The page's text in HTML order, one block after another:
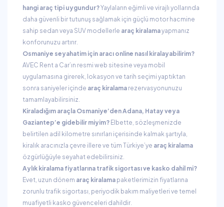
hangi araç tipi uygundur?Yaylaların eğimli ve virajlı yollarında
daha güvenli bir tutunuş sağlamak için güçlü motor hacmine
sahip sedan veya SUV modellerle araç kiralamayapmanız
konforunuzu artırır.
Osmaniye seyahatim için aracı online nasıl kiralayabilirim?
AVEC Rent a Car’ın resmi web sitesine veya mobil
uygulamasına girerek, lokasyon ve tarih seçimi yaptıktan
sonra saniyeler içinde araç kiralama rezervasyonunuzu
tamamlayabilirsiniz.
Kiraladığım araçla Osmaniye’den Adana, Hatay veya
Gaziantep’e gidebilir miyim? Elbette, sözleşmenizde
belirtilen adil kilometre sınırları içerisinde kalmak şartıyla,
kiralık aracınızla çevre illere ve tüm Türkiye’ye araç kiralama
özgürlüğüyle seyahat edebilirsiniz.
Aylık kiralama fiyatlarına trafik sigortası ve kasko dahil mi?
Evet, uzun dönem araç kiralama paketlerimizin fiyatlarına
zorunlu trafik sigortası, periyodik bakım maliyetleri ve temel
muafiyetli kasko güvenceleri dahildir.